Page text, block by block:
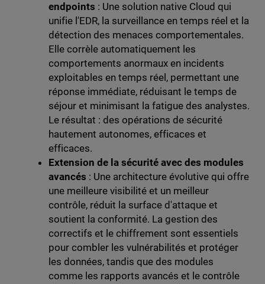
endpoints : Une solution native Cloud qui
unifie l'EDR, la surveillance en temps réel et la
détection des menaces comportementales.
Elle corrèle automatiquement les
comportements anormaux en incidents
exploitables en temps réel, permettant une
réponse immédiate, réduisant le temps de
séjour et minimisant la fatigue des analystes.
Le résultat : des opérations de sécurité
hautement autonomes, efficaces et
efficaces.
Extension de la sécurité avec des modules
avancés : Une architecture évolutive qui offre
une meilleure visibilité et un meilleur
contrôle, réduit la surface d'attaque et
soutient la conformité. La gestion des
correctifs et le chiffrement sont essentiels
pour combler les vulnérabilités et protéger
les données, tandis que des modules
comme les rapports avancés et le contrôle